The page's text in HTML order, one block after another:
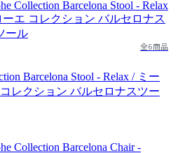
全6商品
Barcelona Stool - Relax / ミー
レクション バルセロナスツー